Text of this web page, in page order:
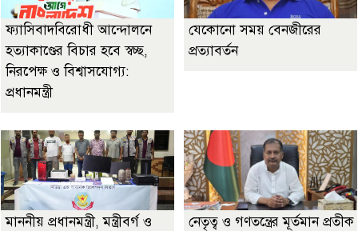
ফ্যাসিবাদবিরোধী আন্দোলনে
হত্যাকাণ্ডের বিচার হবে স্বচ্ছ,
নিরপেক্ষ ও বিশ্বাসযোগ্য:
প্রধানমন্ত্রী
যেকোনো সময় বেনজীরের
প্রত্যাবর্তন
মাননীয় প্রধানমন্ত্রী, মন্ত্রীবর্গ ও
নেতৃত্ব ও গণতন্ত্রের মূর্তমান প্রতীক